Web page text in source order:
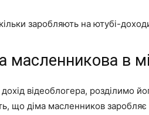
заробляють на ютубі-
масленникова в
відеоблогера, розділимо
що діма масленников